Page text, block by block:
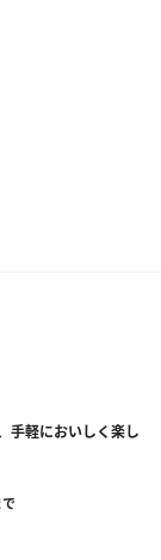
手軽においしく楽し